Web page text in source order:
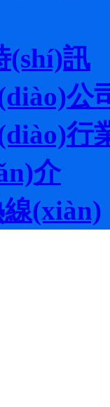
(shí)訊
公
行
介
(xiàn)